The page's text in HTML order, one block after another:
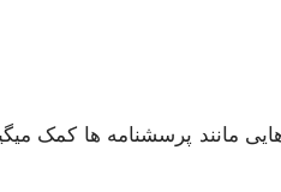
مانند پرسشنامه ها کمک